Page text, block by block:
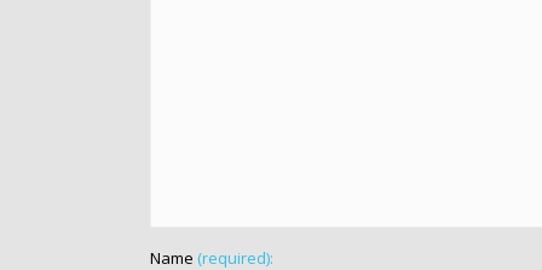
Name (required):